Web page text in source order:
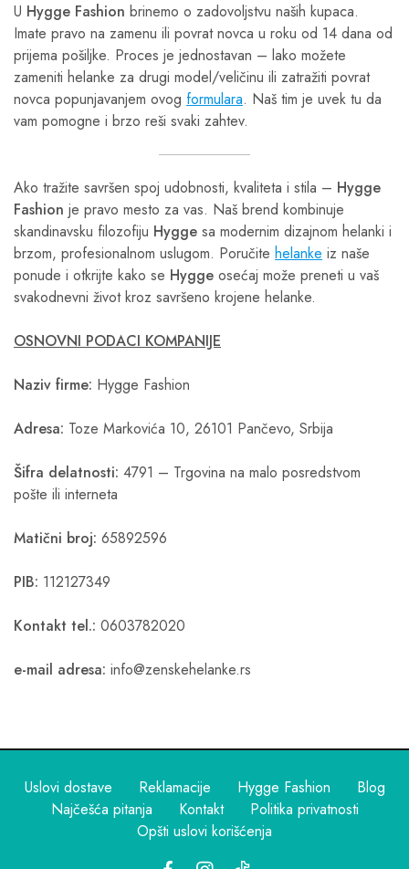
U Hygge Fashion brinemo o zadovoljstvu naših kupaca.
Imate pravo na zamenu ili povrat novca u roku od 14 dana od
prijema pošiljke. Proces je jednostavan – lako možete
zameniti helanke za drugi model/veličinu ili zatražiti povrat
novca popunjavanjem ovog formulara. Naš tim je uvek tu da
vam pomogne i brzo reši svaki zahtev.
Ako tražite savršen spoj udobnosti, kvaliteta i stila – Hygge
Fashion je pravo mesto za vas. Naš brend kombinuje
skandinavsku filozofiju Hygge sa modernim dizajnom helanki i
brzom, profesionalnom uslugom. Poručite helanke iz naše
ponude i otkrijte kako se Hygge osećaj može preneti u vaš
svakodnevni život kroz savršeno krojene helanke.
OSNOVNI PODACI KOMPANIJE
Naziv firme: Hygge Fashion
Adresa: Toze Markovića 10, 26101 Pančevo, Srbija
Šifra delatnosti: 4791 – Trgovina na malo posredstvom
pošte ili interneta
Matični broj: 65892596
PIB: 112127349
Kontakt tel.: 0603782020
e-mail adresa: info@zenskehelanke.rs
Uslovi dostave Reklamacije Hygge Fashion
Blog
Najčešća pitanja
Kontakt
Politika privatnosti
Opšti uslovi korišćenja